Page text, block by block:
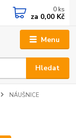
Menu
Hledat
0 ks
za 0,00 Kč
NÁUŠNICE